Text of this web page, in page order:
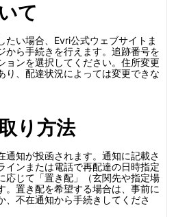
て
たい場合、Evri公式ウェブサイトま
から手続きを行えます。追跡番号を
ョンを選択してください。住所変更
り、配達状況によっては変更できな
り方法
通知が投函されます。通知に記載さ
インまたは電話で再配達の日時指定
応じて「置き配」（玄関先や指定場
。置き配を希望する場合は、事前に
、不在通知から手続きしてくださ